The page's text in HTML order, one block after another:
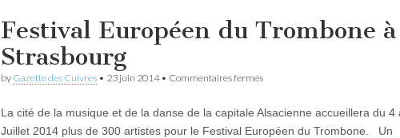
Festival Européen du Trombone à
Strasbourg
by Gazette des Cuivres • 23 juin 2014• Commentaires ferméssur
du
Trombone
La cité de la musique et de la danse de la capitale Alsacienne accueillera du 4
Juillet 2014 plus de 300 artistes pour le Festival Européen du Trombone. Un